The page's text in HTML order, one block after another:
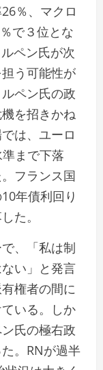
％、マクロ
で３位とな
ペン氏が次
う可能性が
ペン氏の政
を招きかね
は、ユーロ
まで下落
フランス国
年債利回り
た。
、「私は制
い」と発言
権者の間に
いる。しか
氏の極右政
。RNが過半